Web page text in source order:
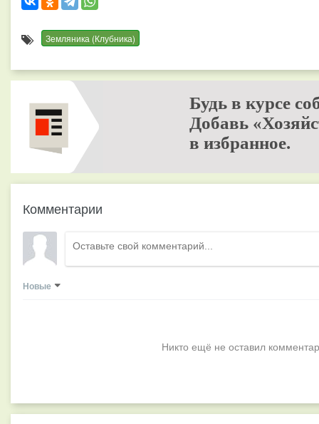
Земляника (Клубника)
Будь в курсе
Добавь
в избранное.
Комментарии
Новые
Никто ещё не оставил